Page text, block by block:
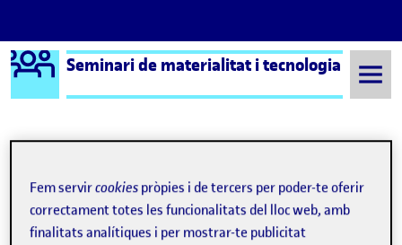
Saltar al contingut
Logo Ágora
Seminari de materialitat i tecnologia
Navegació d'entradesSegüent
Fem servircookies pròpies i de tercers per poder-te oferir
correctament totes les funcionalitats del lloc web, amb
finalitats analítiques i per mostrar-te publicitat